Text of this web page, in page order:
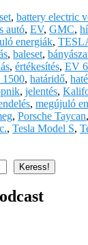
, battery electric
autó, EV, GMC,
energiák,
, baleset,
, értékesítés, EV 6
1500, határidő,
, jelentés,
, megújuló
, Porsche Taycan,
, Tesla Model S,
Keress!